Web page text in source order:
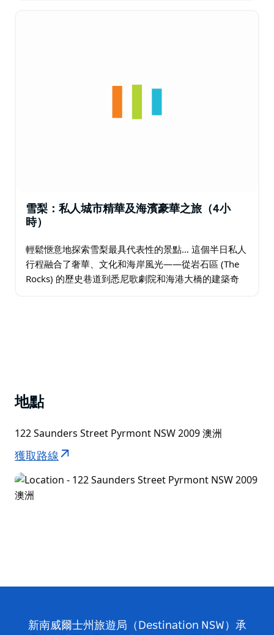
雪梨：私人城市精華及海濱豪華之旅（4小
時）
輕鬆愜意地探索雪梨最具代表性的景點… 這個半日私人
行程融合了奢華、文化和海岸風光——從岩石區 (The
Rocks) 的歷史巷道到悉尼歌劇院和海港大橋的建築奇
地點
122 Saunders Street Pyrmont NSW 2009 澳洲
獲取路線
新南威爾士州旅遊局（Destination NSW）承